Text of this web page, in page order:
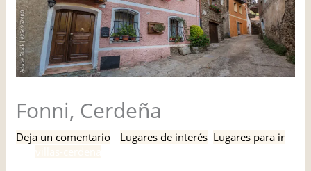
Fonni, Cerdeña
Deja un comentario Lugares de interés Lugares para ir